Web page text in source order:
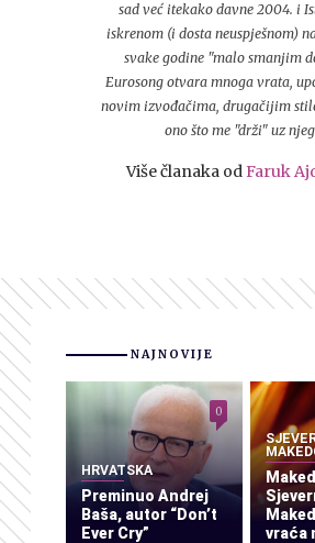
sad već itekako davne 2004. i
iskrenom (i dosta neuspješnom)
svake godine "malo smanjim
Eurosong otvara mnoga vrata,
novim izvođačima, drugačijim
ono što me "drži" uz
Više članaka odFaruk
NAJNOVIJE
HRVATSKA
Preminuo Andrej
Baša, autor “Don’t
Ever Cry”
0
vraća